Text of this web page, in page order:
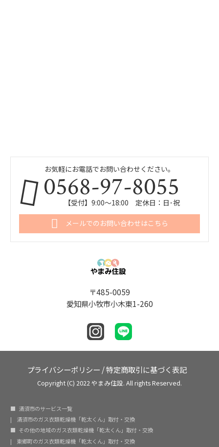
お気軽にお電話でお問い合わせください。
0568-97-8055
【受付】9:00～18:00 定休日：日･祝
メールでのお問い合わせはこちら
〒485-0059
愛知県小牧市小木東1-260
プライバシーポリシー /特定商取引に基づく表記
Copyright (C) 2022 やまみ住設. All rights Reserved.
清須市のサービス一覧
清須市のガス衣類乾燥機「乾太くん」取付・交換
その他の地域のガス衣類乾燥機「乾太くん」取付・交換
東郷町のガス衣類乾燥機「乾太くん」取付・交換